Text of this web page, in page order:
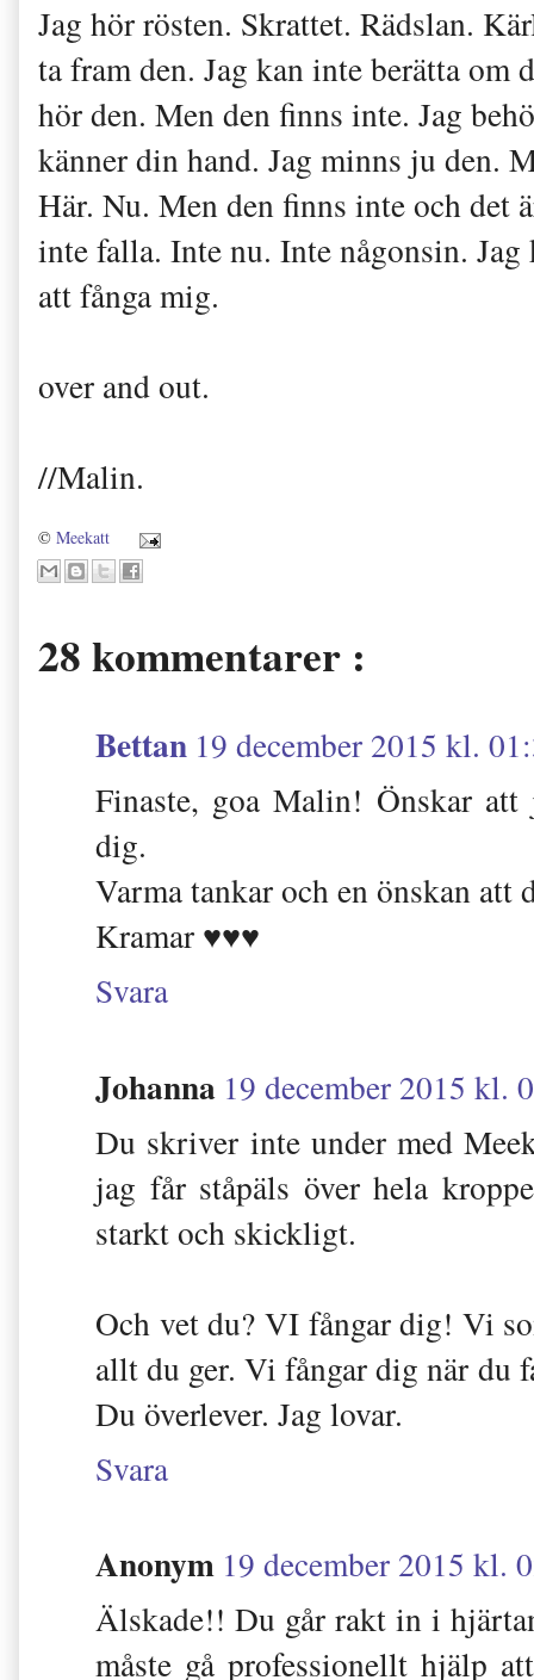
Jag hör rösten. Skrattet. Rädslan.
tafram den. Jag kan inteberätta om
hör den. Men den finns inte. Jag
känner dinhand. Jag minns ju den.
Här. Nu. Men den finns inteochdet
inte falla. Inte nu. Intenågonsin.
att fånga mig.
over and out.
//Malin.
© Meekatt
28 kommentarer :
Bettan 19 december 2015 kl.
Finaste, goa Malin! Önskar
dig.
Varma tankar och en önskan
Kramar ♥♥♥
Svara
Johanna 19 december 2015 kl.
Du skriver inte under med
jag får ståpäls över hela
starkt och skickligt.
Och vet du? VI fångar dig! Vi
allt du ger. Vi fångar dig när du
Du överlever. Jag lovar.
Svara
Anonym 19 december 2015 kl.
Älskade!! Du går rakt in i
måste gå professionellt hjälp